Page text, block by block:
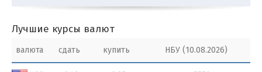
Лучшие курсы валют
валюта сдать купить НБУ (10.08.2026)